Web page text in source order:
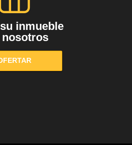
inmueble
nosotros